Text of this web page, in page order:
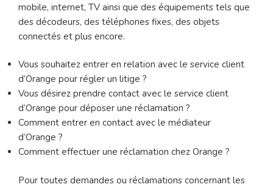
mobile, internet, TV ainsi que des équipements tels que
des décodeurs, des téléphones fixes, des objets
connectés et plus encore.
Vous souhaitez entrer en relation avec le service client
d’Orange pour régler un litige ?
Vous désirez prendre contact avec le service client
d’Orange pour déposer une réclamation ?
Comment entrer en contact avec le médiateur
d’Orange ?
Comment effectuer une réclamation chez Orange ?
Pour toutes demandes ou réclamations concernant les